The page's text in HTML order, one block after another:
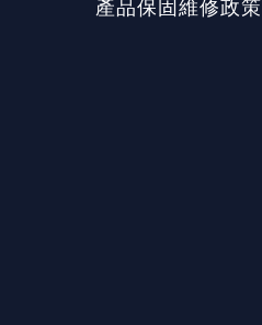
產品保固維修政策